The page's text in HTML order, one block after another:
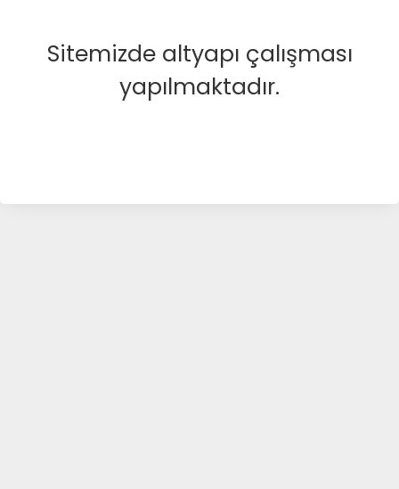
Sitemizde altyapı çalışması
yapılmaktadır.